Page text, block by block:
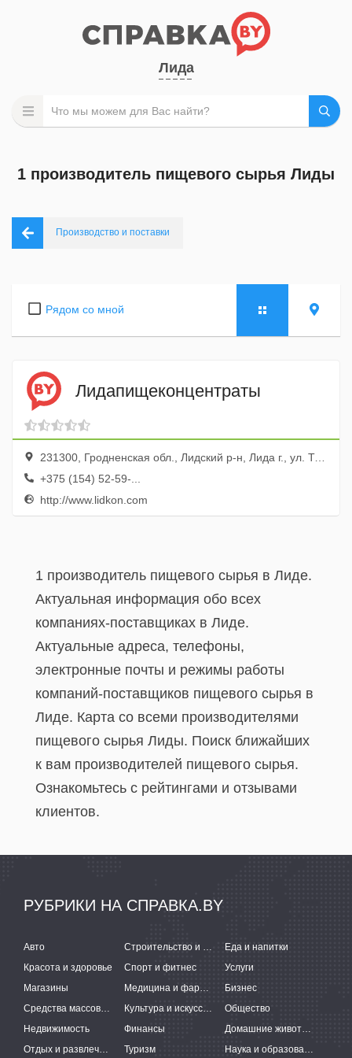
Лида
1 производитель пищевого сырья Лиды
Производство и поставки
Рядом со мной
Лидапищеконцентраты
231300, Гродненская обл., Лидский р-н, Лида г., ул. Тавлая, 11
+375 (154) 52-59-...
http://www.lidkon.com
1 производитель пищевого сырья в Лиде.
Актуальная информация обо всех
компаниях-поставщиках в Лиде.
Актуальные адреса, телефоны,
электронные почты и режимы работы
компаний-поставщиков пищевого сырья в
Лиде. Карта со всеми производителями
пищевого сырья Лиды. Поиск ближайших
к вам производителей пищевого сырья.
Ознакомьтесь с рейтингами и отзывами
клиентов.
РУБРИКИ НА СПРАВКА.BY
Авто Строительство и ремонт
Еда и напитки
Красота и здоровье
Спорт и фитнес
Услуги
Магазины
Медицина и фармацевтика
Бизнес
Средства массовой информации
Культура и искусство
Общество
Недвижимость
Финансы
Домашние животные
Отдых и развлечения
Туризм Наука и образование